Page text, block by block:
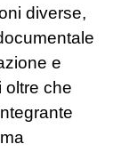
diverse,
e
oltre che